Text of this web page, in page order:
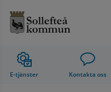
E-tjänster Kontakta oss